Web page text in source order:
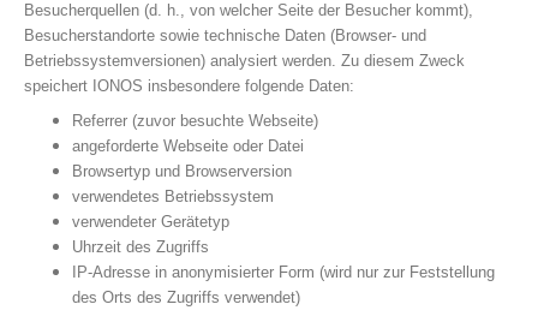
Besucherquellen (d. h., von welcher Seite der Besucher kommt),
Besucherstandorte sowie technische Daten (Browser- und
Betriebssystemversionen) analysiert werden. Zu diesem Zweck
speichert IONOS insbesondere folgende Daten:
Referrer (zuvor besuchte Webseite)
angeforderte Webseite oder Datei
Browsertyp und Browserversion
verwendetes Betriebssystem
verwendeter Gerätetyp
Uhrzeit des Zugriffs
IP-Adresse in anonymisierter Form (wird nur zur Feststellung
des Orts des Zugriffs verwendet)